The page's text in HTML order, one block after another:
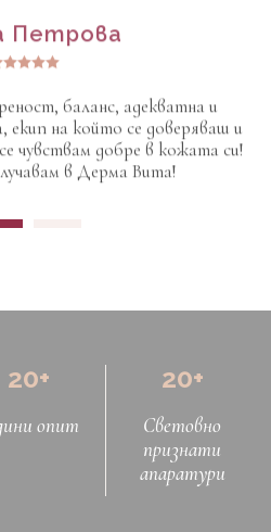
Петрова
баланс, адекватна и
екип на който се доверяваш и
чувствам добре в кожата си!
в Дерма Вита!
20+
опит
20+
Световно
признати
апаратури